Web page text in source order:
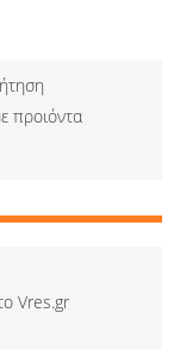
προιόντα
Vres.gr